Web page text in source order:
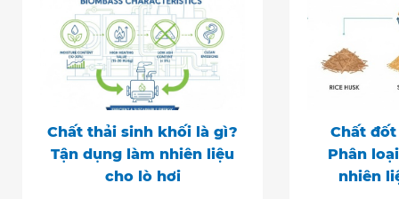
Chất thải sinh khối là gì?
Tận dụng làm nhiên liệu
cho lò hơi
Chất
Phân
nhiên